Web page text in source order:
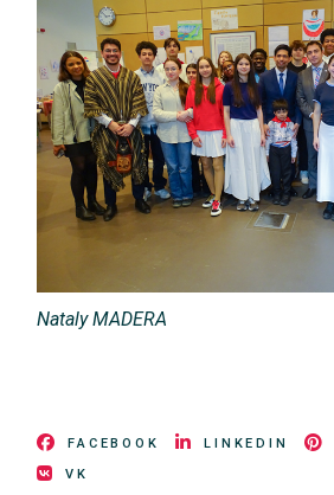
Nataly MADERA
FACEBOOK LINKEDIN
VK